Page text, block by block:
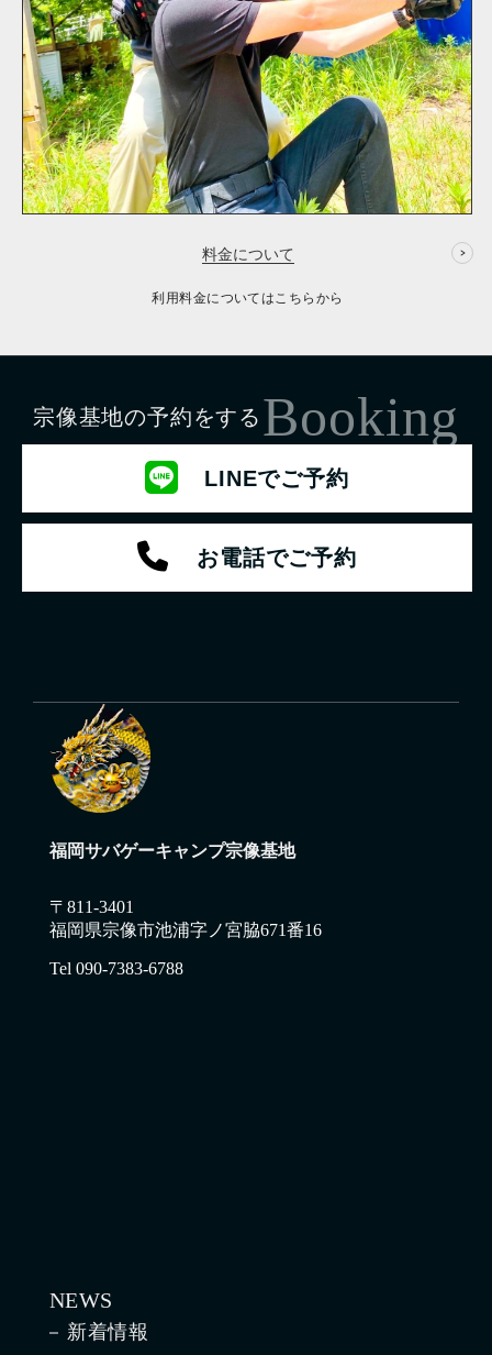
料金について
利用料金についてはこちらから
Booking
宗像基地の予約をする
LINEでご予約
お電話でご予約
福岡サバゲーキャンプ宗像基地
〒811-3401
福岡県宗像市池浦字ノ宮脇671番16
Tel 090-7383-6788
NEWS
新着情報